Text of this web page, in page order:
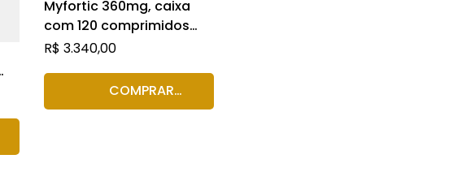
Myfortic 360mg, caixa
com 120 comprimidos
revestidos
R$ 3.340,00
COMPRAR